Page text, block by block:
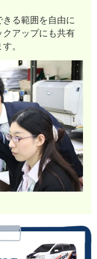
る範囲を自由に
アップにも共有
。